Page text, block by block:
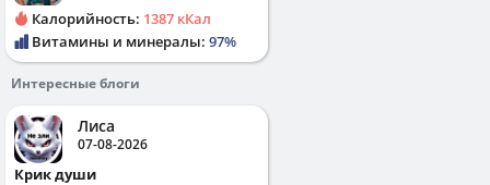
Калорийность: 1387 кКал
Витамины и минералы: 97%
Интересные блоги
Лиса
07-08-2026
Крик души